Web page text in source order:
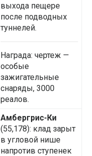
выхода пещере
после подводных
туннелей.
Награда: чертеж —
особые
зажигательные
снаряды, 3000
реалов.
Амбергрис-Ки
(55,178): клад зарыт
в угловой нише
напротив ступенек